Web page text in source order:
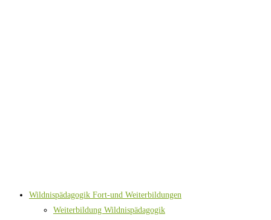
Wildnispädagogik Fort-und Weiterbildungen
Weiterbildung Wildnispädagogik